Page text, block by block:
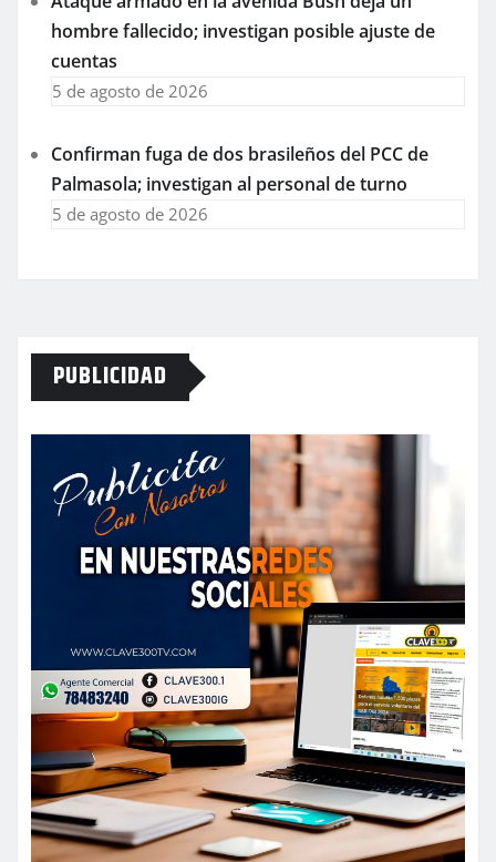
hombre fallecido; investigan posible ajuste de
cuentas
5 de agosto de 2026
Confirman fuga de dos brasileños del PCC de
Palmasola; investigan al personal de turno
5 de agosto de 2026
PUBLICIDAD